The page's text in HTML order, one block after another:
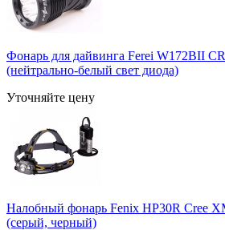
Фонарь для дайвинга Ferei W172BII
(нейтрально-белый свет диода)
Уточняйте цену
Налобный фонарь Fenix HP30R Cree
(серый, черный)